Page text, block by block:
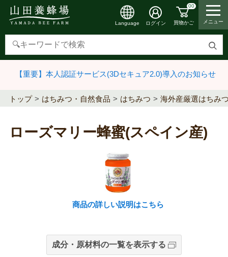
検
す
Language ログイン
00
買物かご メニュー
【重要】本人認証サービス(3Dセキュア2.0)導入のお知らせ
トップ はちみつ・自然食品 はちみつ 海外産厳選はちみ
ローズマリー蜂蜜(スペイン産)
商品の詳しい説明はこちら
成分・原材料の一覧を表示する